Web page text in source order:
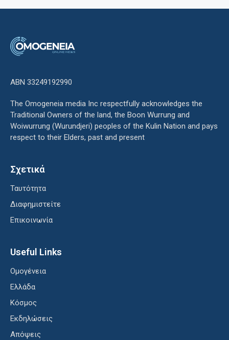
ΑΒΝ 33249192990
The Omogeneia media Inc respectfully acknowledges the
Traditional Owners of the land, the Boon Wurrung and
Woiwurrung (Wurundjeri) peoples of the Kulin Nation and pays
respect to their Elders, past and present
Σχετικά
Ταυτότητα
Διαφημιστείτε
Επικοινωνία
Useful Links
Ομογένεια
Ελλάδα
Κόσμος
Εκδηλώσεις
Απόψεις